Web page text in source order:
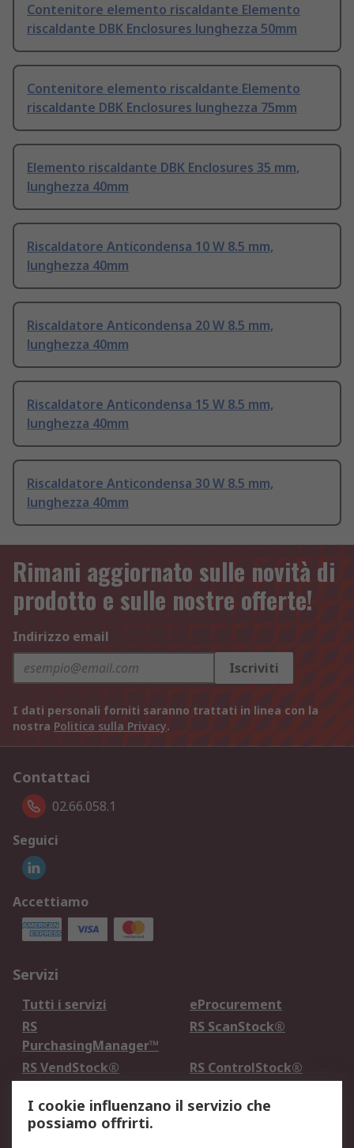
Contenitore elemento riscaldante Elemento
riscaldante DBK Enclosures lunghezza 50mm
Contenitore elemento riscaldante Elemento
riscaldante DBK Enclosures lunghezza 75mm
Elemento riscaldante DBK Enclosures 35 mm,
lunghezza 40mm
Riscaldatore Anticondensa 10 W 8.5 mm,
lunghezza 40mm
Riscaldatore Anticondensa 20 W 8.5 mm,
lunghezza 40mm
Riscaldatore Anticondensa 15 W 8.5 mm,
lunghezza 40mm
Riscaldatore Anticondensa 30 W 8.5 mm,
lunghezza 40mm
Rimani aggiornato sulle novità di
prodotto e sulle nostre offerte!
Indirizzo email
Iscriviti
I dati personali forniti saranno trattati in linea con la
nostra Politica sulla Privacy.
Contattaci
02.66.058.1
Seguici
Accettiamo
Servizi
Tutti i servizi
eProcurement
RS
PurchasingManager™
RS ScanStock®
RS VendStock®
RS ControlStock®
Legale
I cookie influenzano il servizio che
possiamo offrirti.